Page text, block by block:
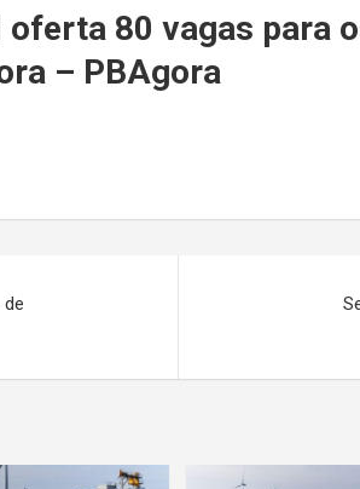
80 vagas para
– PBAgora